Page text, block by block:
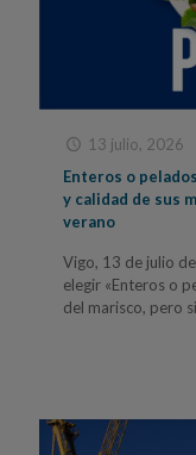
13 julio, 2026
Enteros o
y calidad de sus
verano
Vigo, 13 de julio
elegir «Enteros o
del marisco, pero